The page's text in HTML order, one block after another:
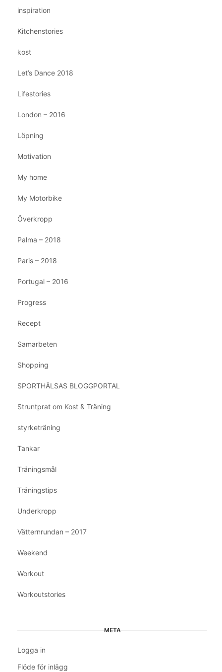
inspiration
Kitchenstories
kost
Let’s Dance 2018
Lifestories
London – 2016
Löpning
Motivation
My home
My Motorbike
Överkropp
Palma – 2018
Paris – 2018
Portugal – 2016
Progress
Recept
Samarbeten
Shopping
SPORTHÄLSAS BLOGGPORTAL
Struntprat om Kost & Träning
styrketräning
Tankar
Träningsmål
Träningstips
Underkropp
Vätternrundan – 2017
Weekend
Workout
Workoutstories
META
Logga in
Flöde för inlägg